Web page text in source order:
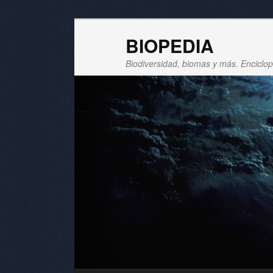
BIOPEDIA
Biodiversidad, biomas y más.